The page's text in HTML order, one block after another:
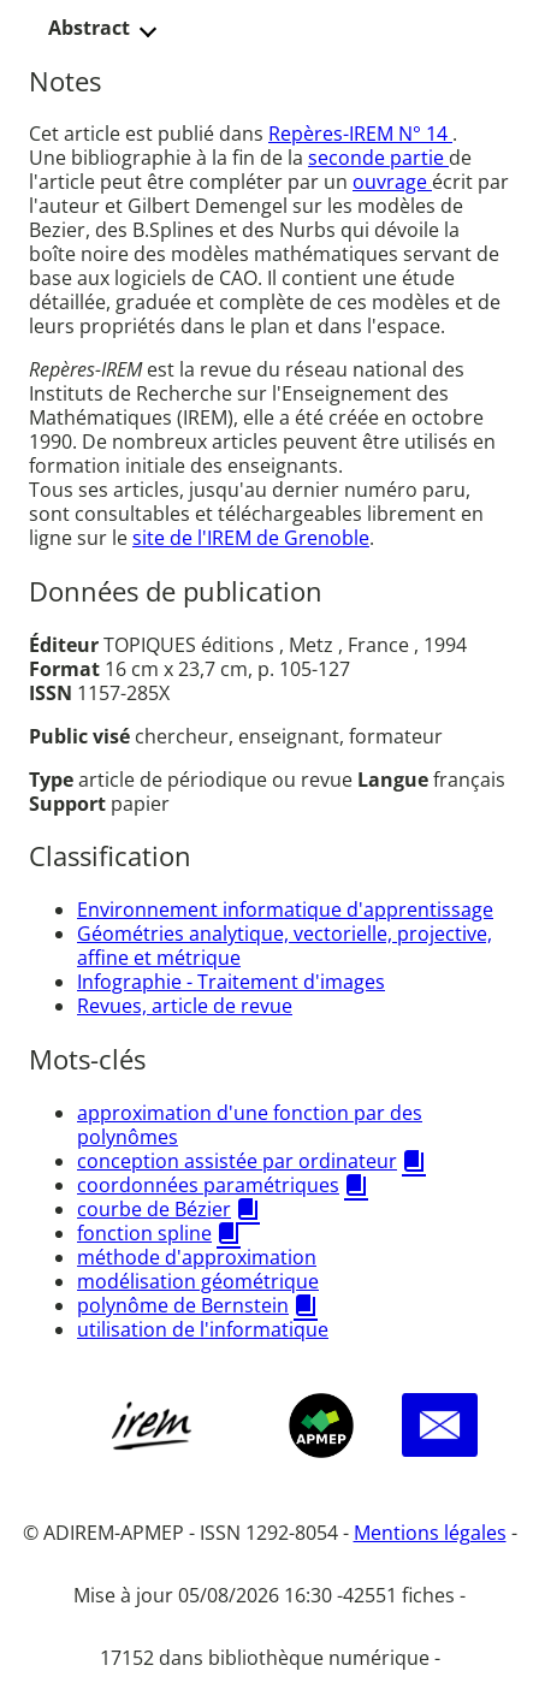
Abstract
Notes
Cet article est publié dans Repères-IREM N° 14 .
Une bibliographie à la fin de la seconde partie de
l'article peut être compléter par un ouvrage écrit par
l'auteur et Gilbert Demengel sur les modèles de
Bezier, des B.Splines et des Nurbs qui dévoile la
boîte noire des modèles mathématiques servant de
base aux logiciels de CAO. Il contient une étude
détaillée, graduée et complète de ces modèles et de
leurs propriétés dans le plan et dans l'espace.
Repères-IREMest la revue du réseau national des
Instituts de Recherche sur l'Enseignement des
Mathématiques (IREM), elle a été créée en octobre
1990. De nombreux articles peuvent être utilisés en
formation initiale des enseignants.
Tous ses articles, jusqu'au dernier numéro paru,
sont consultables et téléchargeables librement en
ligne sur lesite de l'IREM de Grenoble.
Données de publication
ÉditeurTOPIQUES éditions , Metz , France , 1994
Format 16 cm x 23,7 cm, p. 105-127
ISSN 1157-285X
Public visé chercheur, enseignant, formateur
Typearticle de périodique ou revue Languefrançais
Support papier
Classification
Environnement informatique d'apprentissage
Géométries analytique, vectorielle, projective,
affine et métrique
Infographie - Traitement d'images
Revues, article de revue
Mots-clés
approximation d'une fonction par des
polynômes
conception assistée par ordinateur
coordonnées paramétriques
courbe de Bézier
fonction spline
méthode d'approximation
modélisation géométrique
polynôme de Bernstein
utilisation de l'informatique
© ADIREM-APMEP - ISSN 1292-8054 - Mentions légales -
Mise à jour 05/08/2026 16:30 -42551 fiches -
17152 dans bibliothèque numérique -